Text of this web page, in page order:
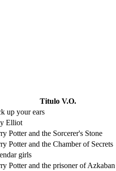
Titulo V.O.
up your ears
Elliot
Potter and the Sorcerer's Stone
Potter and the Chamber of Secrets
girls
Potter and the prisoner of Azkaban